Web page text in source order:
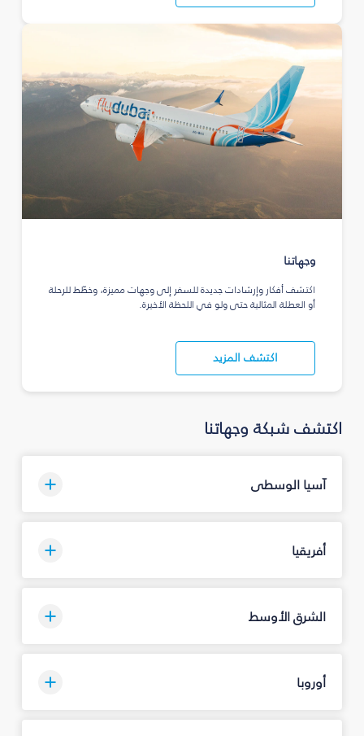
وجهاتنا
اكتشف أفكار وإرشادات جديدة للسفر إلى وجهات مميزة، وخطّط للرحلة
أو العطلة المثالية حتى ولو في اللحظة الأخيرة.
اكتشف المزيد
اكتشف شبكة وجهاتنا
آسيا الوسطى
أفريقيا
الشرق الأوسط
أوروبا